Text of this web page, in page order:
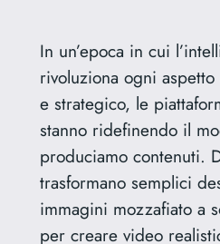
In un’epoca in cui
rivoluziona ogni
e strategico, le
stanno ridefinendo il
produciamo contenuti.
trasformano semplici
immagini mozzafiato a
per creare video